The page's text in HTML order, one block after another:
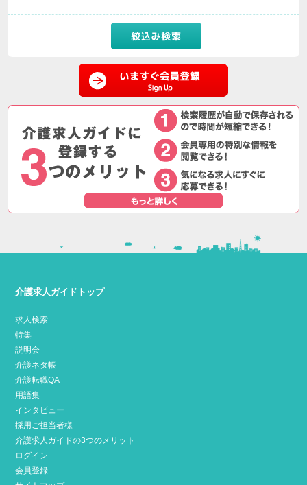
介護求人ガイドトップ
求人検索
特集
説明会
介護ネタ帳
介護転職QA
用語集
インタビュー
採用ご担当者様
介護求人ガイドの3つのメリット
ログイン
会員登録